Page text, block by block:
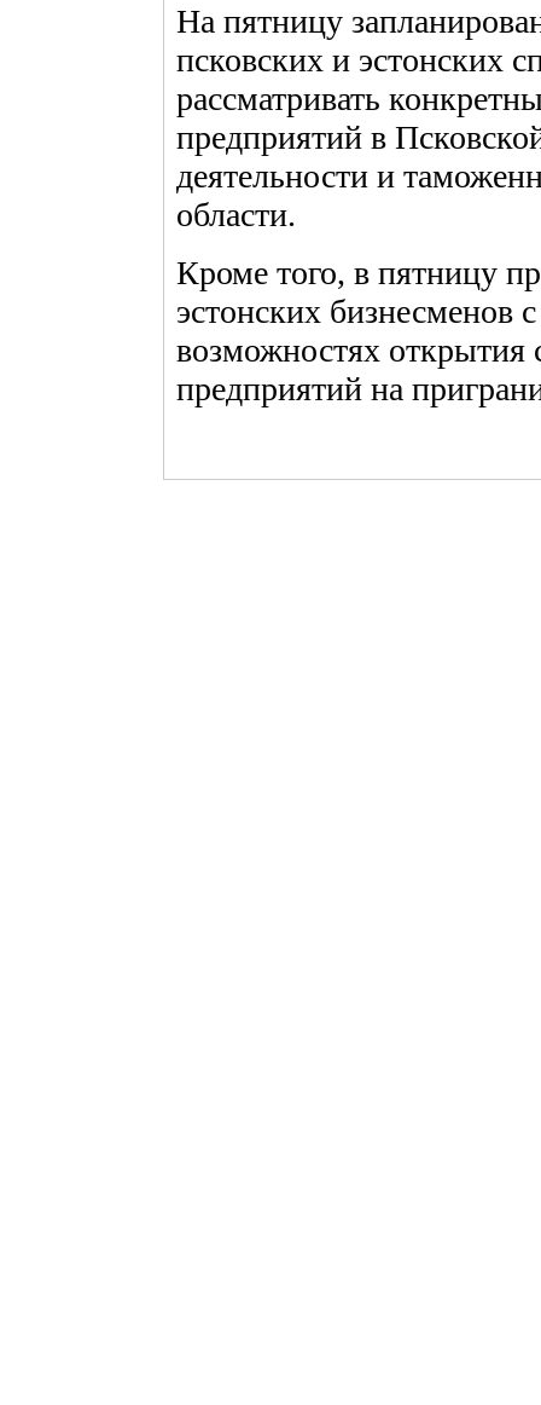
На пятницу
псковских и эстонских
рассматривать
предприятий в
деятельности и
области.
Кроме того, в пятницу
эстонских бизнесменов
возможностях открытия
предприятий на